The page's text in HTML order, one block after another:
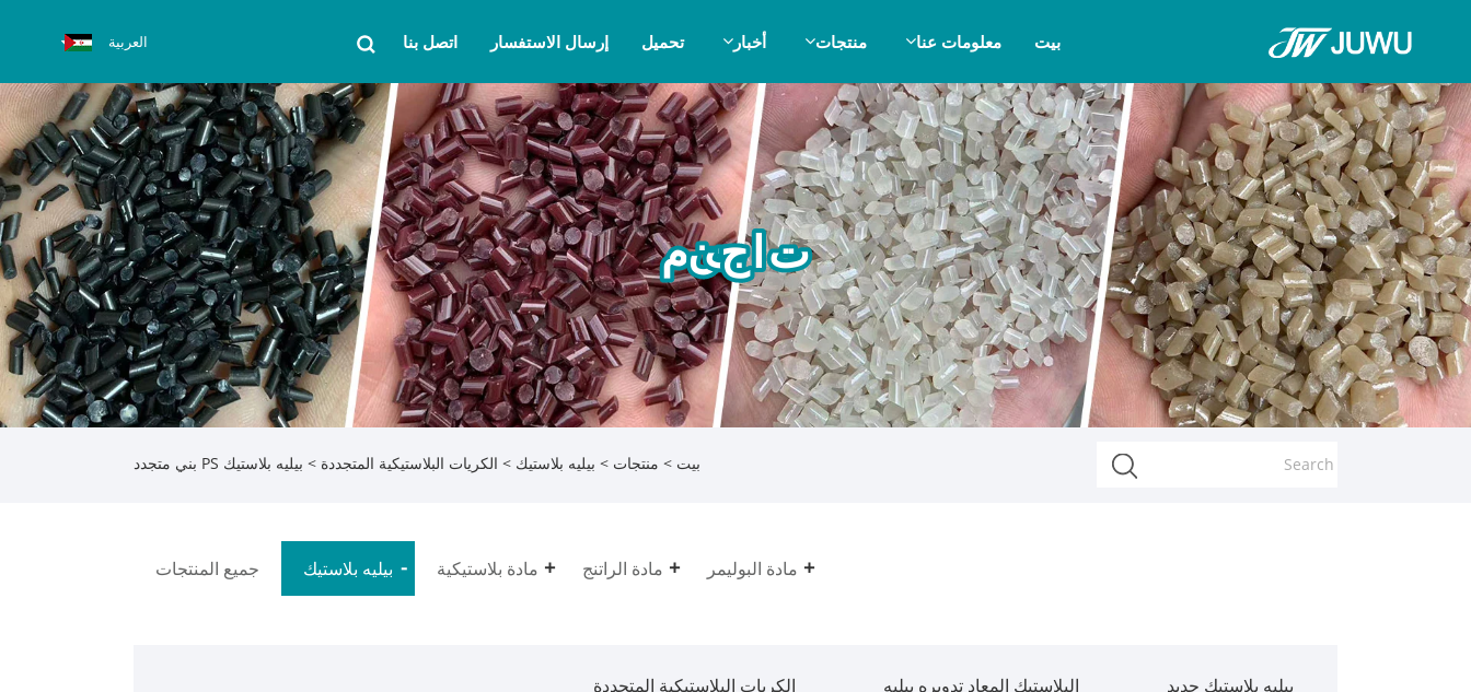
بيت معلومات عنا منتجات أخبار تحميل إرسال الاستفسار اتصل بنا العربية
منتجات
بيت > منتجات > بيليه بلاستيك > الكريات البلاستيكية المتجددة > بيليه بلاستيك PS بني متجدد
جميع المنتجات بيليه بلاستيك مادة بلاستيكية مادة الراتنج مادة البوليمر
بيليه بلاستيك جديد البلاستيك المعاد تدويره بيليه الكريات البلاستيكية المتجددة